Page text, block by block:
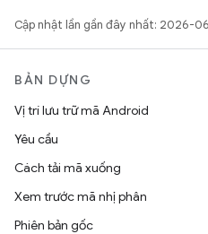
Cập nhật lần gần đây nhất: 2026-
BẢN DỰNG
Vị trí lưu trữ mã Android
Yêu cầu
Cách tải mã xuống
Xem trước mã nhị phân
Phiên bản gốc